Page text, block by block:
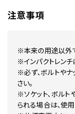
注意事項
※本来の用途以外
※インパクトレンチ
※必ず、ボルトやナ
さい。
※ソケット、ボル
られる場合は、使